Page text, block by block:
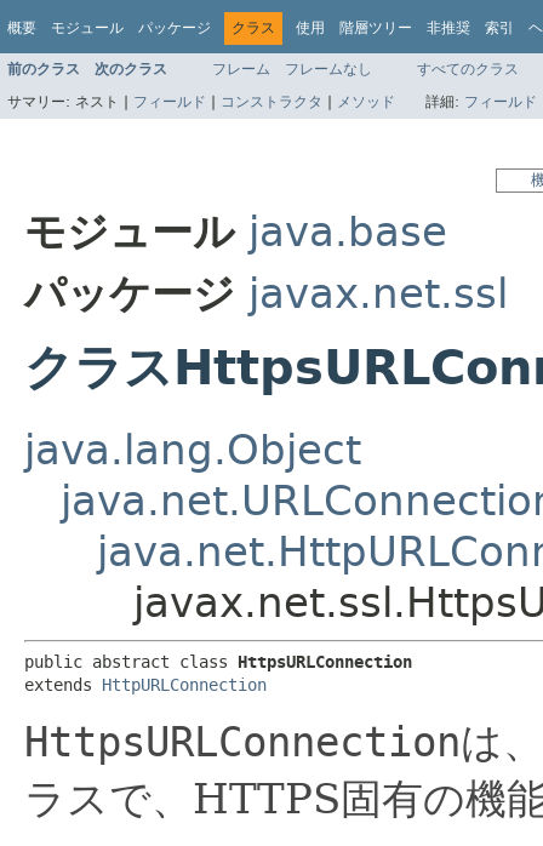
概要 モジュール パッケージ クラス 使用 階層ツリー 非推奨 索引
前のクラス 次のクラス フレーム フレームなし
すべてのクラス
サマリー: ネスト | フィールド | コンストラクタ | メソッド 詳細: フィールド
モジュール java.base
パッケージ javax.net.ssl
クラス
java.lang.Object
public abstract class HttpsURLConnection
extends HttpURLConnection
HttpsURLConnectionは、
ラスで、HTTPS固有の機